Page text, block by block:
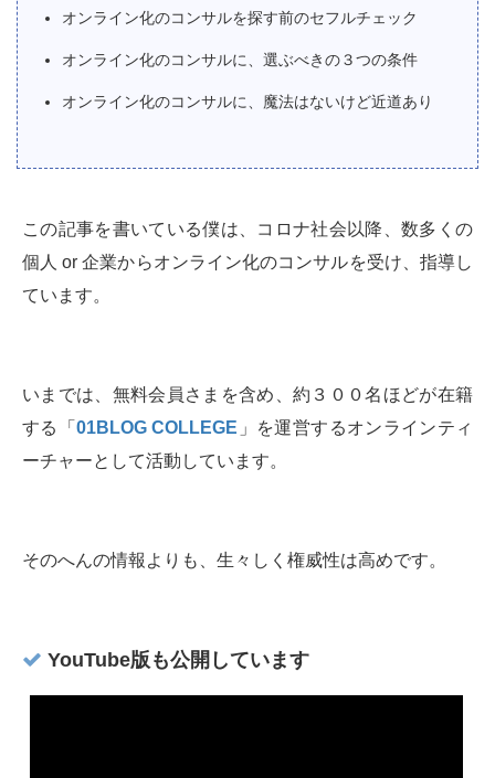
オンライン化のコンサルを探す前のセフルチェック
オンライン化のコンサルに、選ぶべきの３つの条件
オンライン化のコンサルに、魔法はないけど近道あり
この記事を書いている僕は、コロナ社会以降、数多くの
個人 or 企業からオンライン化のコンサルを受け、指導し
ています。
いまでは、無料会員さまを含め、約３００名ほどが在籍
する「01BLOG COLLEGE 」を運営するオンラインティ
ーチャーとして活動しています。
そのへんの情報よりも、生々しく権威性は高めです。
YouTube版も公開しています